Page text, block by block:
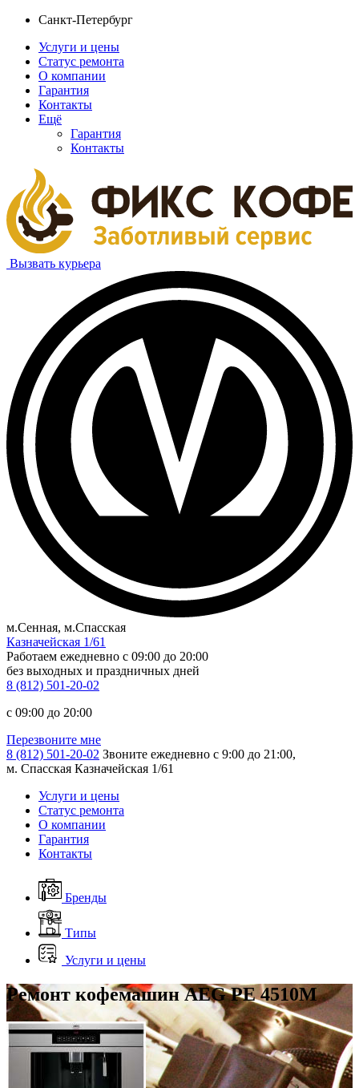
Санкт-Петербург
Услуги и цены
Статус ремонта
О компании
Гарантия
Контакты
Ещё
Гарантия
Контакты
Вызвать курьера
м.Сенная, м.Спасская
Казначейская 1/61
Работаем ежедневно c 09:00 до 20:00
без выходных и праздничных дней
8 (812) 501-20-02
c 09:00 до 20:00
Перезвоните мне
8 (812) 501-20-02 Звоните ежедневно с 9:00 до 21:00,
м. Спасская Казначейская 1/61
Услуги и цены
Статус ремонта
О компании
Гарантия
Контакты
Бренды
Типы
Услуги и цены
Ремонт кофемашин AEG PE 4510M